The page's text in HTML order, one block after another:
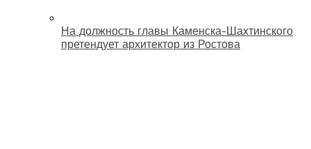
На должность главы Каменска-Шахтинского
претендует архитектор из Ростова